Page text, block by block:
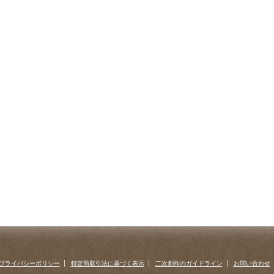
ライバシーポリシー 特定商取引法に基づく表示 二次創作のガイドライン お問い合わせ